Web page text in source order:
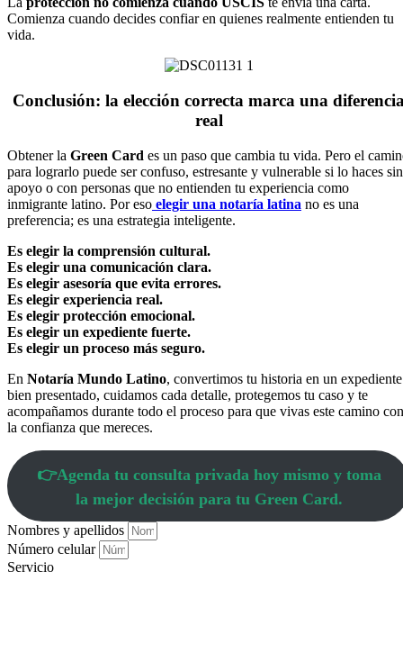
Comienza cuando decides confiar en quienes realmente entienden tu
vida.
Conclusión: la elección correcta marca una
real
Obtener la Green Card es un paso que cambia tu vida. Pero el
para lograrlo puede ser confuso, estresante y vulnerable si lo haces sin
apoyo o con personas que no entienden tu experiencia como
inmigrante latino. Por eso elegir una notaría latina no es una
preferencia; es una estrategia inteligente.
Es elegir la comprensión cultural.
Es elegir una comunicación clara.
Es elegir asesoría que evita errores.
Es elegir experiencia real.
Es elegir protección emocional.
Es elegir un expediente fuerte.
Es elegir un proceso más seguro.
En Notaría Mundo Latino, convertimos tu historia en un expediente
bien presentado, cuidamos cada detalle, protegemos tu caso y te
acompañamos durante todo el proceso para que vivas este camino con
la confianza que mereces.
👉Agenda tu consulta privada hoy mismo y toma
la mejor decisión para tu Green Card.
Nombres y apellidos
Número celular
Servicio